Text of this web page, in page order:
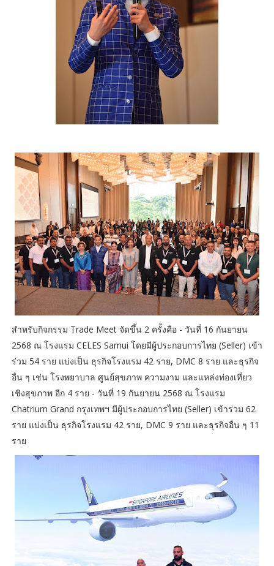
สำหรับกิจกรรม Trade Meet จัดขึ้น 2 ครั้งคือ - วันที่ 16 กันยายน
2568 ณ โรงแรม CELES Samui โดยมีผู้ประกอบการไทย (Seller) เข้า
ร่วม 54 ราย แบ่งเป็น ธุรกิจโรงแรม 42 ราย, DMC 8 ราย และธุรกิจ
อื่น ๆ เช่น โรงพยาบาล ศูนย์สุขภาพ ความงาม และแหล่งท่องเที่ยว
เชิงสุขภาพ อีก 4 ราย - วันที่ 19 กันยายน 2568 ณ โรงแรม
Chatrium Grand กรุงเทพฯ มีผู้ประกอบการไทย (Seller) เข้าร่วม 62
ราย แบ่งเป็น ธุรกิจโรงแรม 42 ราย, DMC 9 ราย และธุรกิจอื่น ๆ 11
ราย